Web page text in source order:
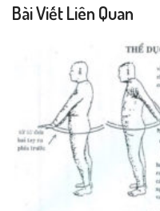
Bài Viết Liên Quan